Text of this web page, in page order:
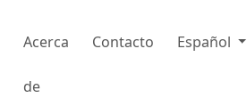
Acerca
de
Contacto Español